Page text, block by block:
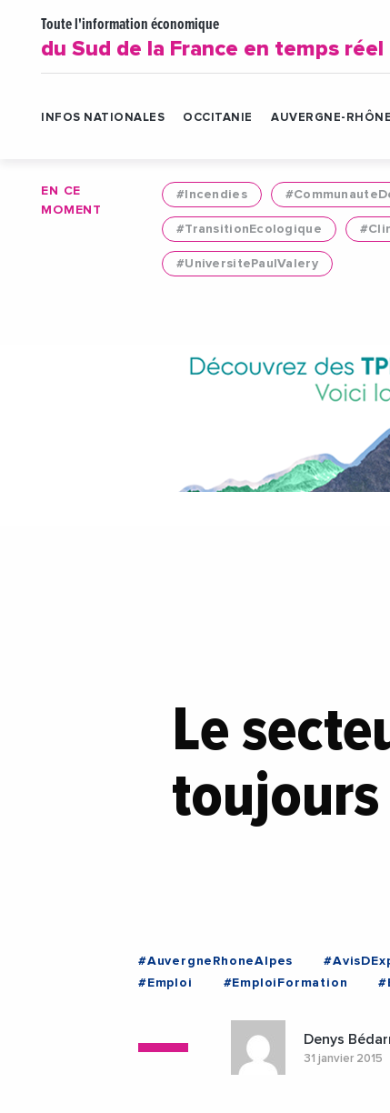
Toute l'information économique
du Sud de la France en temps réel
INFOS NATIONALES OCCITANIE AUVERGNE-
EN CE
MOMENT
#Incendies
#TransitionEcologique
#UniversitePaulValery
Le
toujours
#AuvergneRhoneAlpes
#Emploi
#EmploiFormation
Denys
31 janvier 2015